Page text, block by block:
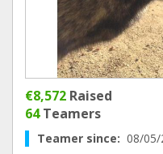
€8,572 Raised
64Teamers
Teamer since: 08/05/